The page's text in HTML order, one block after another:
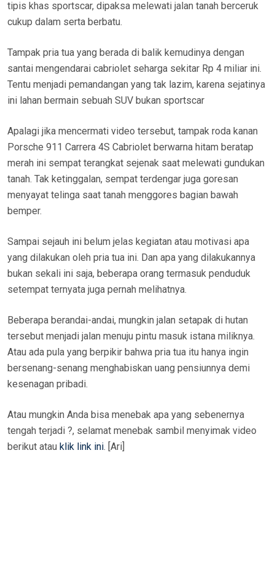
tipis khas sportscar, dipaksa melewati jalan tanah berceruk
cukup dalam serta berbatu.
Tampak pria tua yang berada di balik kemudinya dengan
santai mengendarai cabriolet seharga sekitar Rp 4 miliar ini.
Tentu menjadi pemandangan yang tak lazim, karena sejatinya
ini lahan bermain sebuah SUV bukan sportscar
Apalagi jika mencermati video tersebut, tampak roda kanan
Porsche 911 Carrera 4S Cabriolet berwarna hitam beratap
merah ini sempat terangkat sejenak saat melewati gundukan
tanah. Tak ketinggalan, sempat terdengar juga goresan
menyayat telinga saat tanah menggores bagian bawah
bemper.
Sampai sejauh ini belum jelas kegiatan atau motivasi apa
yang dilakukan oleh pria tua ini. Dan apa yang dilakukannya
bukan sekali ini saja, beberapa orang termasuk penduduk
setempat ternyata juga pernah melihatnya.
Beberapa berandai-andai, mungkin jalan setapak di hutan
tersebut menjadi jalan menuju pintu masuk istana miliknya.
Atau ada pula yang berpikir bahwa pria tua itu hanya ingin
bersenang-senang menghabiskan uang pensiunnya demi
kesenagan pribadi.
Atau mungkin Anda bisa menebak apa yang sebenernya
tengah terjadi ?, selamat menebak sambil menyimak video
berikut atau klik link ini. [Ari]